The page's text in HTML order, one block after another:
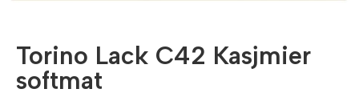
Torino Lack C42 Kasjmier
softmat